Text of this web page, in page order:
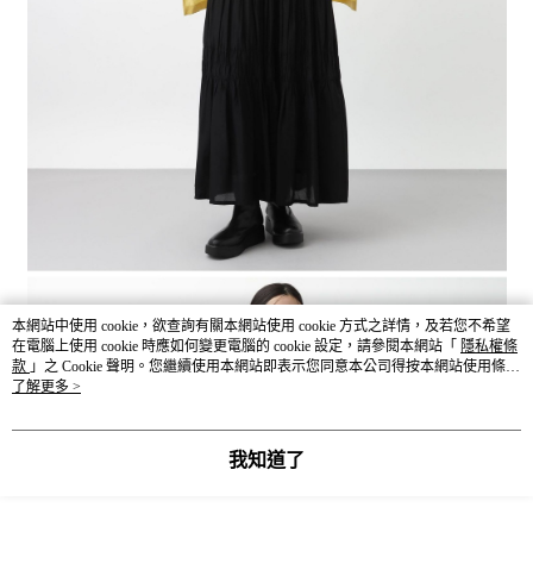
本網站中使用 cookie，欲查詢有關本網站使用 cookie 方式之詳情，及若您不希望
在電腦上使用 cookie 時應如何變更電腦的 cookie 設定，請參閱本網站「 隱私權條
款 」之 Cookie 聲明。您繼續使用本網站即表示您同意本公司得按本網站使用條款
之 Cookie 聲明使用 cookie。
了解更多 >
我知道了